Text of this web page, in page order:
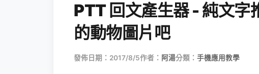
PTT 回文產生器 - 純文字
的動物圖片吧
發佈日期：2017/8/5作者： 阿湯分類： 手機應用教學